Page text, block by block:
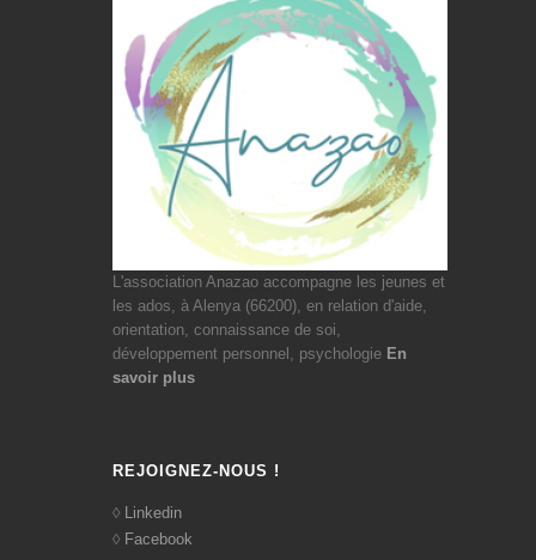
L'association Anazao accompagne les jeunes et
les ados, à Alenya (66200), en relation d'aide,
orientation, connaissance de soi,
développement personnel, psychologie En
savoir plus
REJOIGNEZ-NOUS !
Linkedin
Facebook